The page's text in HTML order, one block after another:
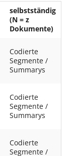
selbstständig
(N = z
Dokumente)
Codierte
Segmente /
Summarys
Codierte
Segmente /
Summarys
Codierte
Segmente /